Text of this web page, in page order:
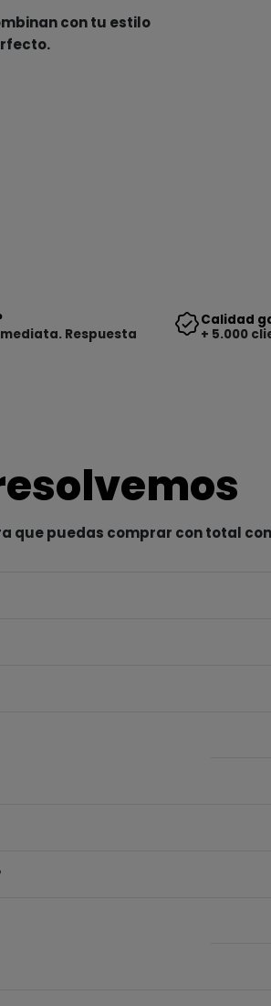
con tu estilo
Respuesta
Calidad
+ 5.000
que puedas comprar con total